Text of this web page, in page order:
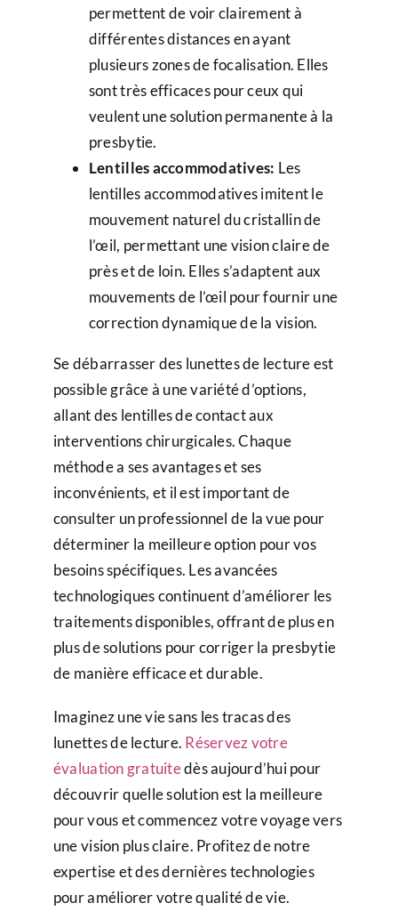
permettent de voir clairement à
différentes distances en ayant
plusieurs zones de focalisation. Elles
sont très efficaces pour ceux qui
veulent une solution permanente à la
presbytie.
Lentilles accommodatives: Les
lentilles accommodatives imitent le
mouvement naturel du cristallin de
l’œil, permettant une vision claire de
près et de loin. Elles s’adaptent aux
mouvements de l’œil pour fournir une
correction dynamique de la vision.
Se débarrasser des lunettes de lecture est
possible grâce à une variété d’options,
allant des lentilles de contact aux
interventions chirurgicales. Chaque
méthode a ses avantages et ses
inconvénients, et il est important de
consulter un professionnel de la vue pour
déterminer la meilleure option pour vos
besoins spécifiques. Les avancées
technologiques continuent d’améliorer les
traitements disponibles, offrant de plus en
plus de solutions pour corriger la presbytie
de manière efficace et durable.
Imaginez une vie sans les tracas des
lunettes de lecture. Réservez votre
évaluation gratuitedès aujourd’hui pour
découvrir quelle solution est la meilleure
pour vous et commencez votre voyage vers
une vision plus claire. Profitez de notre
expertise et des dernières technologies
pour améliorer votre qualité de vie.